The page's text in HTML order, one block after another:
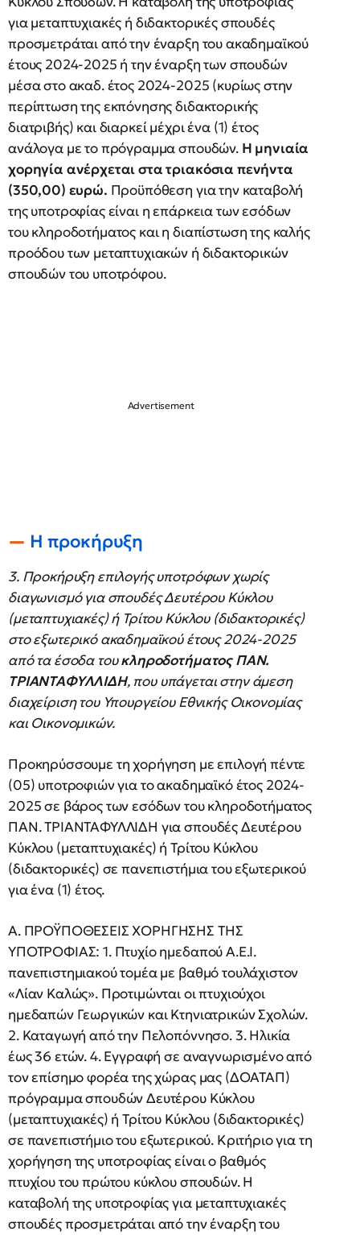
για μεταπτυχιακές ή διδακτορικές σπουδές
προσμετράται από την έναρξη του ακαδημαϊκού
έτους 2024-2025 ή την έναρξη των σπουδών
μέσα στο ακαδ. έτος 2024-2025 (κυρίως στην
περίπτωση της εκπόνησης διδακτορικής
διατριβής) και διαρκεί μέχρι ένα (1) έτος
ανάλογα με το πρόγραμμα σπουδών. Η μηνιαία
χορηγία ανέρχεται στα τριακόσια πενήντα
(350,00) ευρώ. Προϋπόθεση για την καταβολή
της υποτροφίας είναι η επάρκεια των εσόδων
του κληροδοτήματος και η διαπίστωση της καλής
προόδου των μεταπτυχιακών ή διδακτορικών
σπουδών του υποτρόφου.
Η προκήρυξη
3. Προκήρυξη επιλογής υποτρόφων χωρίς
διαγωνισμό για σπουδές Δευτέρου Κύκλου
(μεταπτυχιακές) ή Τρίτου Κύκλου (διδακτορικές)
στο εξωτερικό ακαδημαϊκού έτους 2024-2025
από τα έσοδα τουκληροδοτήματος ΠΑΝ.
ΤΡΙΑΝΤΑΦΥΛΛΙΔΗ, που υπάγεται στην άμεση
διαχείριση του Υπουργείου Εθνικής Οικονομίας
και Οικονομικών.
Προκηρύσσουμε τη χορήγηση με επιλογή πέντε
(05) υποτροφιών για το ακαδημαϊκό έτος 2024-
2025 σε βάρος των εσόδων του κληροδοτήματος
ΠΑΝ. ΤΡΙΑΝΤΑΦΥΛΛΙΔΗ για σπουδές Δευτέρου
Κύκλου (μεταπτυχιακές) ή Τρίτου Κύκλου
(διδακτορικές) σε πανεπιστήμια του εξωτερικού
για ένα (1) έτος.
Α. ΠΡΟΫΠΟΘΕΣΕΙΣ ΧΟΡΗΓΗΣΗΣ ΤΗΣ
ΥΠΟΤΡΟΦΙΑΣ: 1. Πτυχίο ημεδαπού Α.Ε.Ι.
πανεπιστημιακού τομέα με βαθμό τουλάχιστον
«Λίαν Καλώς». Προτιμώνται οι πτυχιούχοι
ημεδαπών Γεωργικών και Κτηνιατρικών Σχολών.
2. Καταγωγή από την Πελοπόννησο. 3. Ηλικία
έως 36 ετών. 4. Εγγραφή σε αναγνωρισμένο από
τον επίσημο φορέα της χώρας μας (ΔΟΑΤΑΠ)
πρόγραμμα σπουδών Δευτέρου Κύκλου
(μεταπτυχιακές) ή Τρίτου Κύκλου (διδακτορικές)
σε πανεπιστήμιο του εξωτερικού. Κριτήριο για τη
χορήγηση της υποτροφίας είναι ο βαθμός
πτυχίου του πρώτου κύκλου σπουδών. Η
καταβολή της υποτροφίας για μεταπτυχιακές
σπουδές προσμετράται από την έναρξη του